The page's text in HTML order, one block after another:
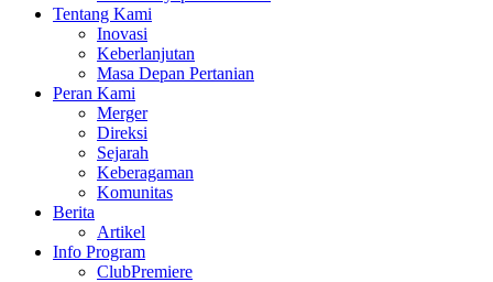
Tentang Kami
Inovasi
Keberlanjutan
Masa Depan Pertanian
Peran Kami
Merger
Direksi
Sejarah
Keberagaman
Komunitas
Berita
Artikel
Info Program
ClubPremiere